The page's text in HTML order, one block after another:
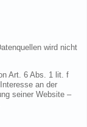
wird nicht
Art. 6 Abs. 1 lit. f
an der
seiner Website –